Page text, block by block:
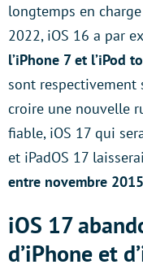
longtemps en
2022, iOS 16 a par
l’iPhone 7 et l’iPod
sont respectivement
croire une nouvelle
fiable, iOS 17 qui
et iPadOS 17
entre novembre
iOS 17
d’iPhone et